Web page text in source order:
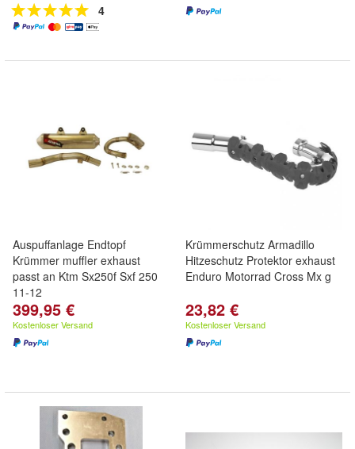
4
Auspuffanlage Endtopf
Krümmer muffler exhaust
passt an Ktm Sx250f Sxf 250
11-12
399,95 €
Kostenloser Versand
Krümmerschutz Armadillo
Hitzeschutz Protektor exhaust
Enduro Motorrad Cross Mx g
23,82 €
Kostenloser Versand